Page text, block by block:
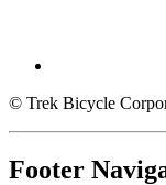
© Trek Bicycle
Footer